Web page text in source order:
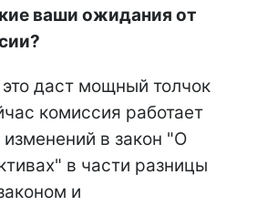
ваши ожидания от
даст мощный толчок
комиссия работает
в закон "О
в части разницы
и